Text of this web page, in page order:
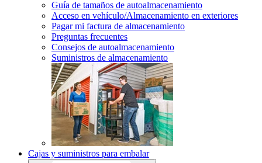
Guía de tamaños de autoalmacenamiento
Acceso en vehículo/Almacenamiento en exteriores
Pagar mi factura de almacenamiento
Preguntas frecuentes
Consejos de autoalmacenamiento
Suministros de almacenamiento
Cajas y suministros para embalar